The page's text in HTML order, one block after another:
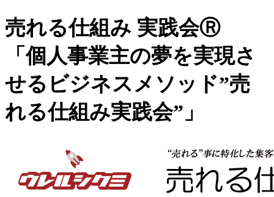
売れる仕組み 実践会Ⓡ
「個人事業主の夢を実現さ
せるビジネスメソッド”売
れる仕組み実践会”」